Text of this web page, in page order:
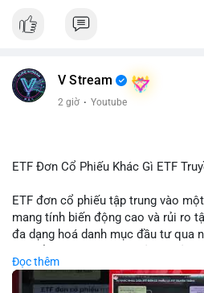
V Stream
2 giờ · Youtube
ETF Đơn Cổ Phiếu Khác Gì ETF
ETF đơn cổ phiếu tập trung vào
mang tính biến động cao và rủi ro
đa dạng hoá danh mục đầu tư qua
sản và mức độ tiếp xúc với thị
Đọc thêm